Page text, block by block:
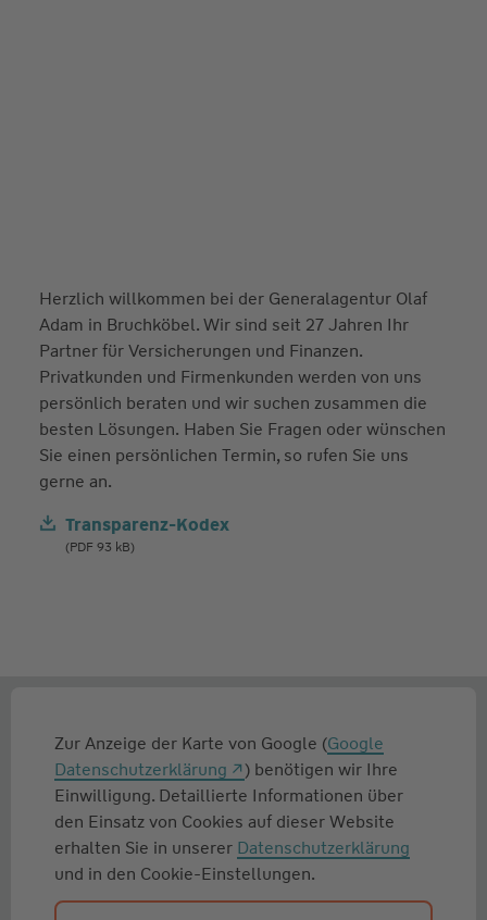
Herzlich willkommen bei der Generalagentur Olaf
Adam in Bruchköbel. Wir sind seit 27 Jahren Ihr
Partner für Versicherungen und Finanzen.
Privatkunden und Firmenkunden werden von uns
persönlich beraten und wir suchen zusammen die
besten Lösungen. Haben Sie Fragen oder wünschen
Sie einen persönlichen Termin, so rufen Sie uns
gerne an.
Transparenz-Kodex
(PDF 93 kB)
Zur Anzeige der Karte von Google (Google
Datenschutzerklärung
) benötigen wir Ihre
Einwilligung. Detaillierte Informationen über
den Einsatz von Cookies auf dieser Website
erhalten Sie in unserer Datenschutzerklärung
und in den Cookie-Einstellungen.